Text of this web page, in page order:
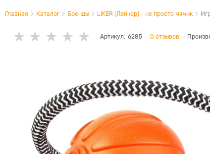
Главная Каталог Бренды LIKER (Лайкер) - не просто мячик
Артикул: 6285 0 отзывов